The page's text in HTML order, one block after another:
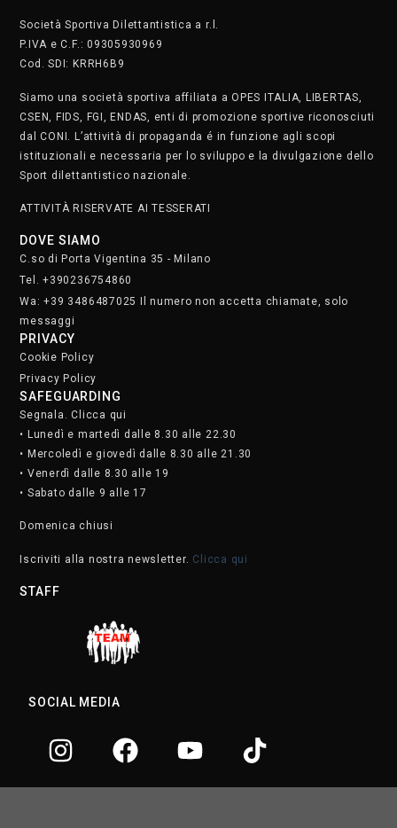
Società Sportiva Dilettantistica a r.l.
P.IVA e C.F.: 09305930969
Cod. SDI: KRRH6B9
Siamo una società sportiva affiliata a OPES ITALIA, LIBERTAS,
CSEN, FIDS, FGI, ENDAS, enti di promozione sportive riconosciuti
dal CONI. L’attività di propaganda é in funzione agli scopi
istituzionali e necessaria per lo sviluppo e la divulgazione dello
Sport dilettantistico nazionale.
ATTIVITÀ RISERVATE AI TESSERATI
DOVE SIAMO
C.so di Porta Vigentina 35 - Milano
Tel. +390236754860
Wa: +39 3486487025 Il numero non accetta chiamate, solo
messaggi
PRIVACY
Cookie Policy
Privacy Policy
SAFEGUARDING
Segnala. Clicca qui
• Lunedì e martedì dalle 8.30 alle 22.30
• Mercoledì e giovedì dalle 8.30 alle 21.30
• Venerdì dalle 8.30 alle 19
• Sabato dalle 9 alle 17
Domenica chiusi
Iscriviti alla nostra newsletter. Clicca qui
STAFF
SOCIAL MEDIA